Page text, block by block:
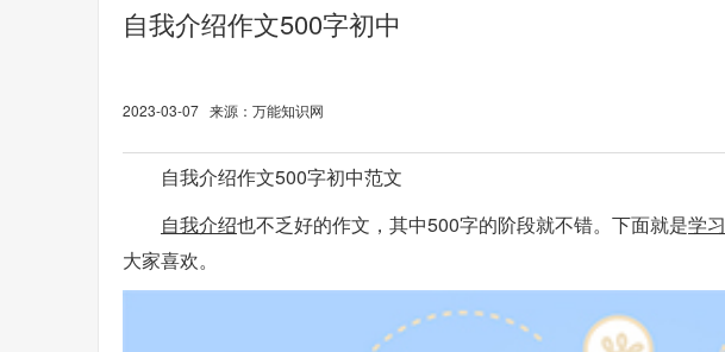
自我介绍作文500字初中
2023-03-07 来源：万能知识网
自我介绍作文500字初中范文
自我介绍也不乏好的作文，其中500字的阶段就不错。下面就是学习
大家喜欢。